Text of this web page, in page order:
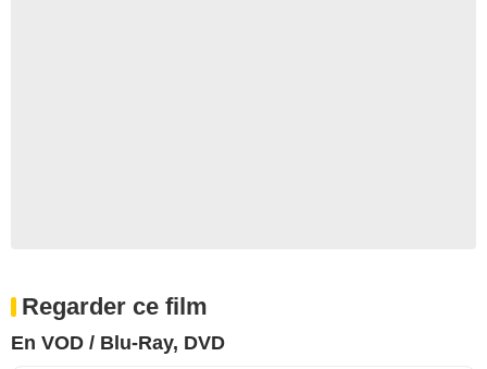
Regarder ce film
En VOD / Blu-Ray, DVD